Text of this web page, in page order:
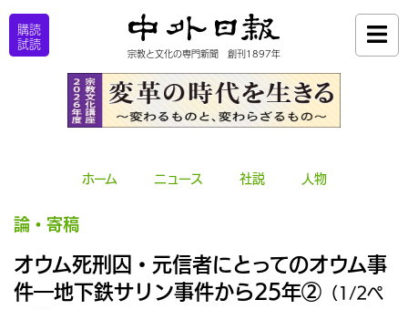
購読
試読
宗教と文化の専門新聞 創刊1897年
ホーム ニュース 社説 人物
論・寄稿
オウム死刑囚・元信者にとってのオウム事
件―地下鉄サリン事件から25年② （1/2ペ